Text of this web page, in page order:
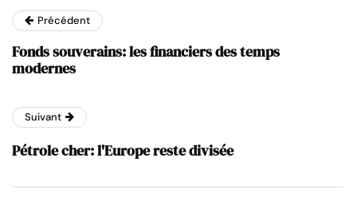
Précédent
Fonds souverains: les financiers des temps
modernes
Suivant
Pétrole cher: l'Europe reste divisée